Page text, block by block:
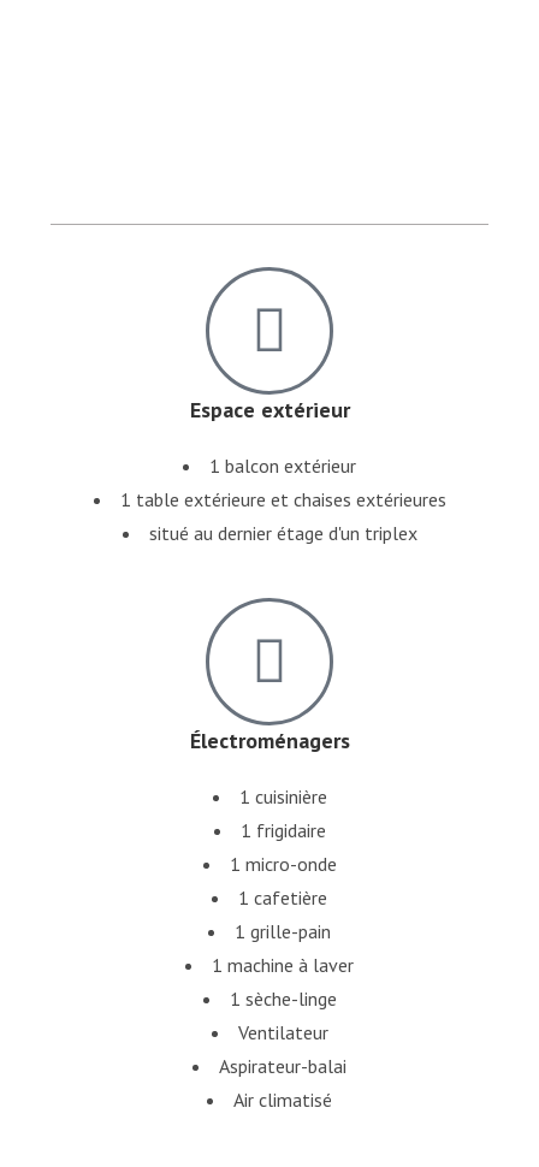
Espace extérieur
1 balcon extérieur
1 table extérieure et chaises extérieures
situé au dernier étage d'un triplex
Électroménagers
1 cuisinière
1 frigidaire
1 micro-onde
1 cafetière
1 grille-pain
1 machine à laver
1 sèche-linge
Ventilateur
Aspirateur-balai
Air climatisé